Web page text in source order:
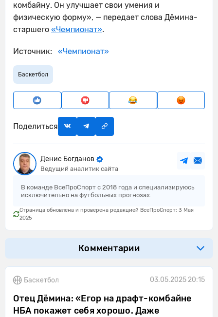
комбайну. Он улучшает свои умения и
физическую форму», — передает слова Дёмина-
старшего «Чемпионат».
Источник: «Чемпионат»
Баскетбол
Поделиться
Денис Богданов
Ведущий аналитик сайта
В команде ВсеПроСпорт с 2018 года и специализируюсь
исключительно на футбольных прогнозах.
Страница обновлена и проверена редакцией ВсеПроСпорт: 3 Мая
2025
Комментарии
Баскетбол 03.05.2025 20:15
Отец Дёмина: «Егор на драфт-комбайне
НБА покажет себя хорошо. Даже